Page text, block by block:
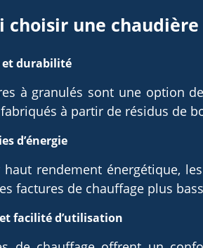
choisir une
et durabilité
à granulés sont une option
à partir de résidus de
d’énergie
haut rendement énergétique,
factures de chauffage plus
facilité d’utilisation